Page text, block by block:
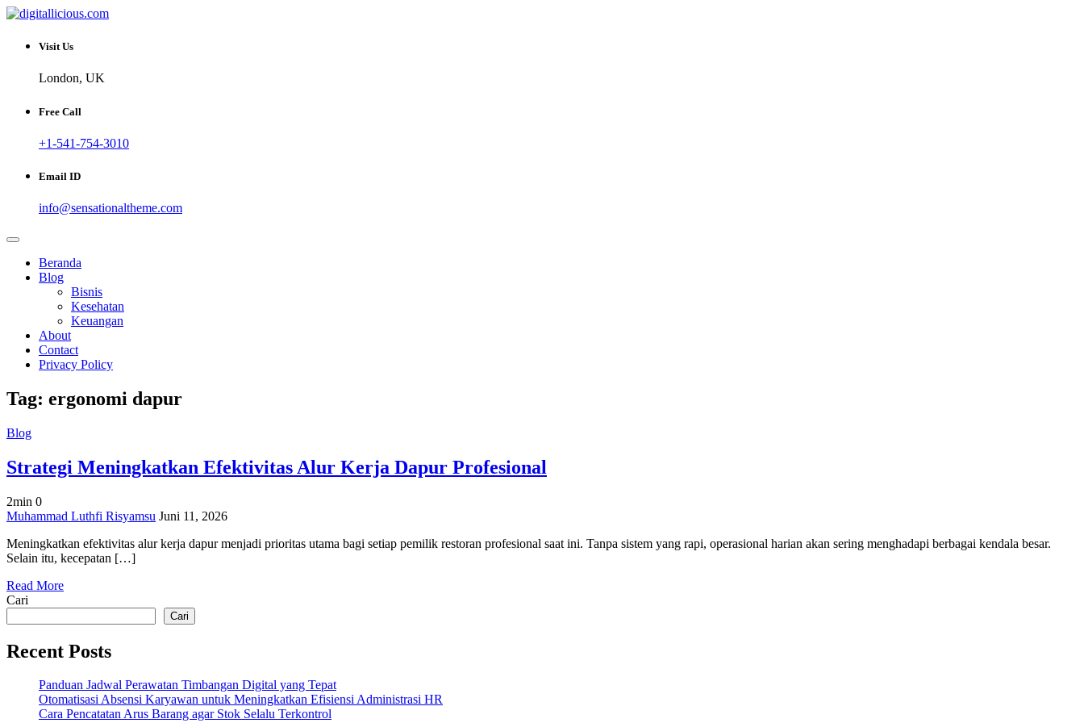
Skip
content
digitallicious.com
Sharing Digital Information
Visit Us
London, UK
Free Call
+1-541-754-3010
Email ID
info@sensationaltheme.com
Beranda
Blog
Bisnis
Kesehatan
Keuangan
About
Contact
Privacy Policy
Tag: ergonomi dapur
Blog
Strategi Meningkatkan Efektivitas Alur Kerja Dapur Profesional
2min 0
on
Meningkatkan
Efektivitas
Kerja
Dapur
Muhammad Luthfi Risyamsu Juni 11, 2026
Meningkatkan efektivitas alur kerja dapur menjadi prioritas utama bagi setiap pemilik restoran profesional saat ini. Tanpa sistem yang rapi, operasional harian akan sering menghadapi berbagai kendala besar.
Selain itu, kecepatan […]
Read More
Cari
Cari
Recent Posts
Panduan Jadwal Perawatan Timbangan Digital yang Tepat
Otomatisasi Absensi Karyawan untuk Meningkatkan Efisiensi Administrasi HR
Cara Pencatatan Arus Barang agar Stok Selalu Terkontrol